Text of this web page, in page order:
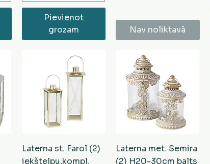
Pievienot
grozam
Nav noliktavā
Laterna st. Farol (2)
iekštelpu,kompl.
Laterna met. Semira
(2) H20-30cm balts